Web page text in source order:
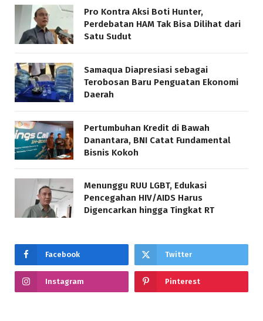
Pro Kontra Aksi Boti Hunter,
Perdebatan HAM Tak Bisa Dilihat dari
Satu Sudut
Samaqua Diapresiasi sebagai
Terobosan Baru Penguatan Ekonomi
Daerah
Pertumbuhan Kredit di Bawah
Danantara, BNI Catat Fundamental
Bisnis Kokoh
Menunggu RUU LGBT, Edukasi
Pencegahan HIV/AIDS Harus
Digencarkan hingga Tingkat RT
Facebook Twitter
Instagram Pinterest